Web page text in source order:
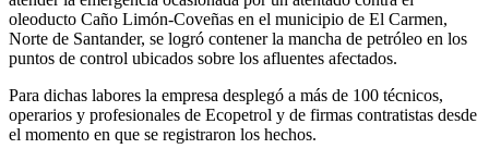
oleoducto Caño Limón-Coveñas en el municipio de El Carmen,
Norte de Santander, se logró contener la mancha de petróleo en los
puntos de control ubicados sobre los afluentes afectados.
Para dichas labores la empresa desplegó a más de 100 técnicos,
operarios y profesionales de Ecopetrol y de firmas contratistas desde
el momento en que se registraron los hechos.